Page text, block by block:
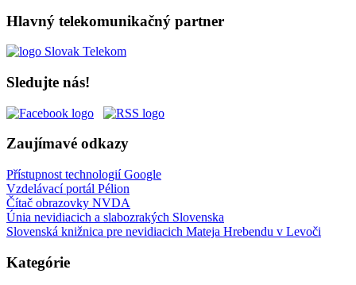
Hlavný telekomunikačný partner
Sledujte nás!
Zaujímavé odkazy
Přístupnost technologií Google
Vzdelávací portál Pélion
Čítač obrazovky NVDA
Únia nevidiacich a slabozrakých Slovenska
Slovenská knižnica pre nevidiacich Mateja Hrebendu v Levoči
Kategórie